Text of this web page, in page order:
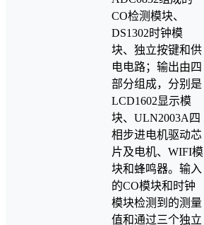
CO检测模块、
DS1302时钟模
块、独立按键和供
电电路；输出由四
部分组成，分别是
LCD1602显示模
块、ULN2003A四
相步进电机驱动芯
片及电机、WIFI模
块和蜂鸣器。输入
的CO模块和时钟
模块检测到的测量
值和通过三个独立